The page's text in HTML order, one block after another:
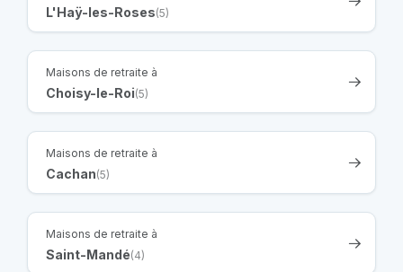
L'Haÿ-les-Roses(5)
Maisons de retraite à
Choisy-le-Roi(5)
Maisons de retraite à
Cachan(5)
Maisons de retraite à
Saint-Mandé(4)